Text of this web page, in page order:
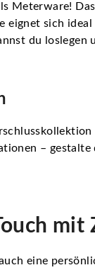
Meterware!
sich
du loslegen
–
eine